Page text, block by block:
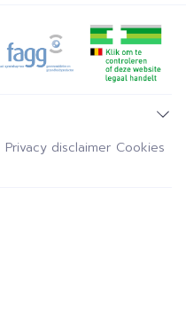
Privacy disclaimer Cookies